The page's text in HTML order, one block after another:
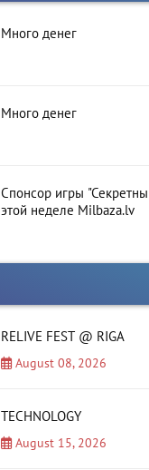
Много денег
Много денег
Спонсор игры
этой неделе Milbaza.lv
RELIVE FEST @ RIGA
August 08, 2026
TECHNOLOGY
August 15, 2026